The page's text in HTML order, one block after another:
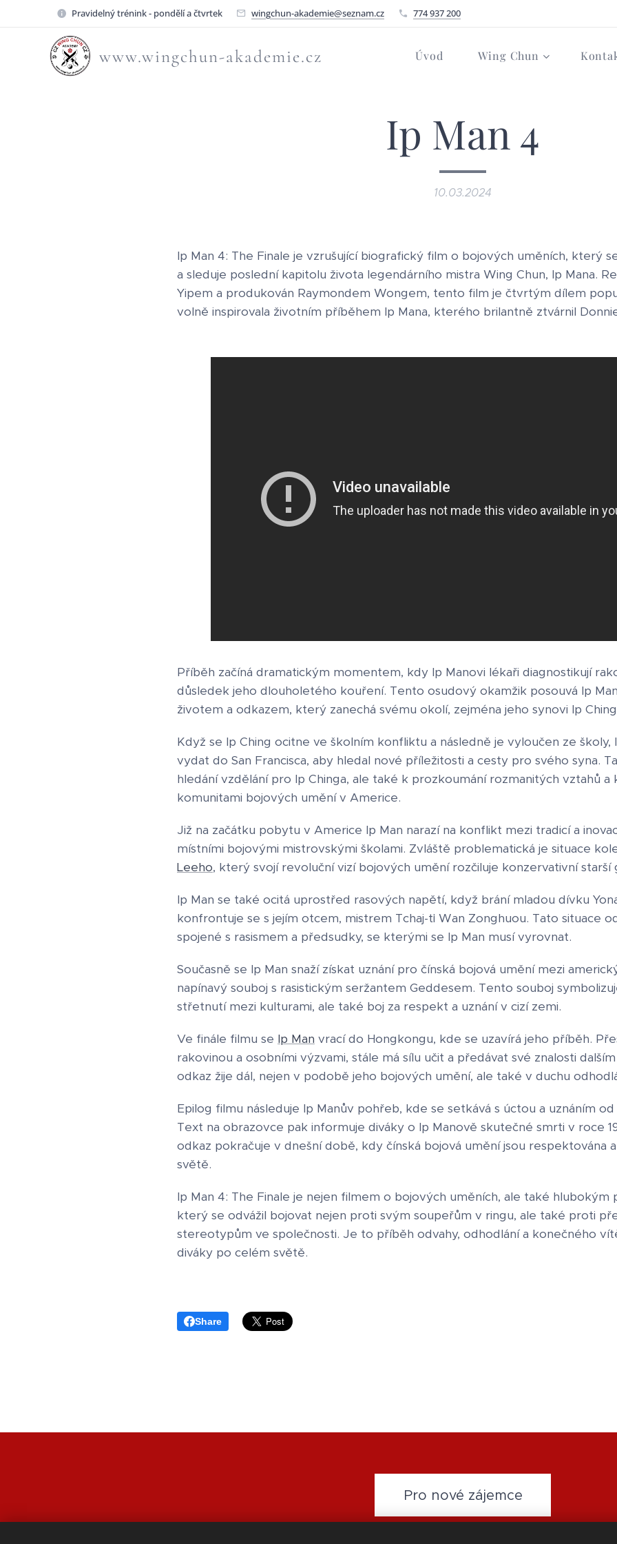
Pravidelný trénink - pondělí a čtvrtek wingchun-akademie@seznam.cz 774 937 200
www.wingchun-akademie.cz Úvod Wing Chun
Ip Man 4
10.03.2024
Ip Man 4: The Finale je vzrušující biografický film o bojových uměních, který
a sleduje poslední kapitolu života legendárního mistra Wing Chun, Ip Mana.
Yipem a produkován Raymondem Wongem, tento film je čtvrtým dílem
volně inspirovala životním příběhem Ip Mana, kterého brilantně ztvárnil
Příběh začíná dramatickým momentem, kdy Ip Manovi lékaři diagnostikují
důsledek jeho dlouholetého kouření. Tento osudový okamžik posouvá Ip
životem a odkazem, který zanechá svému okolí, zejména jeho synovi Ip
Když se Ip Ching ocitne ve školním konfliktu a následně je vyloučen ze školy,
vydat do San Francisca, aby hledal nové příležitosti a cesty pro svého syna.
hledání vzdělání pro Ip Chinga, ale také k prozkoumání rozmanitých vztahů a
komunitami bojových umění v Americe.
Již na začátku pobytu v Americe Ip Man narazí na konflikt mezi tradicí a
místními bojovými mistrovskými školami. Zvláště problematická je situace
Leeho, který svojí revoluční vizí bojových umění rozčiluje konzervativní starší
Ip Man se také ocitá uprostřed rasových napětí, když brání mladou dívku
konfrontuje se s jejím otcem, mistrem Tchaj-ťi Wan Zonghuou. Tato situace
spojené s rasismem a předsudky, se kterými se Ip Man musí vyrovnat.
Současně se Ip Man snaží získat uznání pro čínská bojová umění mezi
napínavý souboj s rasistickým seržantem Geddesem. Tento souboj
střetnutí mezi kulturami, ale také boj za respekt a uznání v cizí zemi.
Ve finále filmu se Ip Man vrací do Hongkongu, kde se uzavírá jeho příběh.
rakovinou a osobními výzvami, stále má sílu učit a předávat své znalosti
odkaz žije dál, nejen v podobě jeho bojových umění, ale také v duchu
Epilog filmu následuje Ip Manův pohřeb, kde se setkává s úctou a uznáním
Text na obrazovce pak informuje diváky o Ip Manově skutečné smrti v roce
odkaz pokračuje v dnešní době, kdy čínská bojová umění jsou respektována
světě.
Ip Man 4: The Finale je nejen filmem o bojových uměních, ale také
který se odvážil bojovat nejen proti svým soupeřům v ringu, ale také proti
stereotypům ve společnosti. Je to příběh odvahy, odhodlání a konečného
diváky po celém světě.
Share
Pro nové zájemce